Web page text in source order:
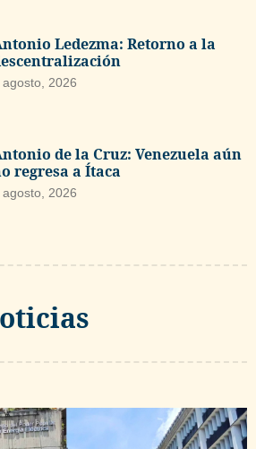
Ledezma: Retorno a la
agosto, 2026
de la Cruz: Venezuela aún
regresa a Ítaca
agosto, 2026